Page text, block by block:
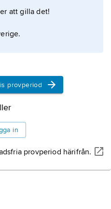
efter
artikeln
att gilla det!
provperiod
in
provperiod härifrån.